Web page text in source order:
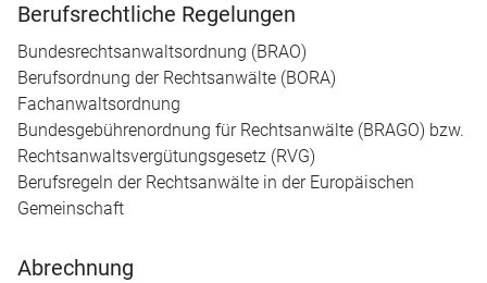
Berufsrechtliche Regelungen
Bundesrechtsanwaltsordnung (BRAO)
Berufsordnung der Rechtsanwälte (BORA)
Fachanwaltsordnung
Bundesgebührenordnung für Rechtsanwälte (BRAGO) bzw.
Rechtsanwaltsvergütungsgesetz (RVG)
Berufsregeln der Rechtsanwälte in der Europäischen
Gemeinschaft
Abrechnung